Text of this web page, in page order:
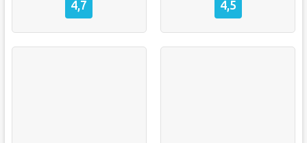
4,7 4,5